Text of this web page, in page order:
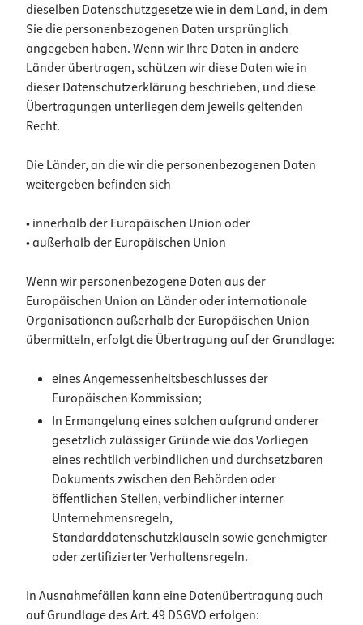
dieselben Datenschutzgesetze wie in dem Land, in dem
Sie die personenbezogenen Daten ursprünglich
angegeben haben. Wenn wir Ihre Daten in andere
Länder übertragen, schützen wir diese Daten wie in
dieser Datenschutzerklärung beschrieben, und diese
Übertragungen unterliegen dem jeweils geltenden
Recht.
Die Länder, an die wir die personenbezogenen Daten
weitergeben befinden sich
• innerhalb der Europäischen Union oder
• außerhalb der Europäischen Union
Wenn wir personenbezogene Daten aus der
Europäischen Union an Länder oder internationale
Organisationen außerhalb der Europäischen Union
übermitteln, erfolgt die Übertragung auf der Grundlage:
eines Angemessenheitsbeschlusses der
Europäischen Kommission;
In Ermangelung eines solchen aufgrund anderer
gesetzlich zulässiger Gründe wie das Vorliegen
eines rechtlich verbindlichen und durchsetzbaren
Dokuments zwischen den Behörden oder
öffentlichen Stellen, verbindlicher interner
Unternehmensregeln,
Standarddatenschutzklauseln sowie genehmigter
oder zertifizierter Verhaltensregeln.
In Ausnahmefällen kann eine Datenübertragung auch
auf Grundlage des Art. 49 DSGVO erfolgen: